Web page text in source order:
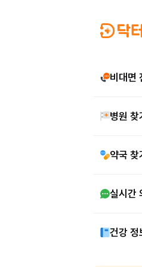
비대면
병원 찾
약국 찾
실시간
건강 정